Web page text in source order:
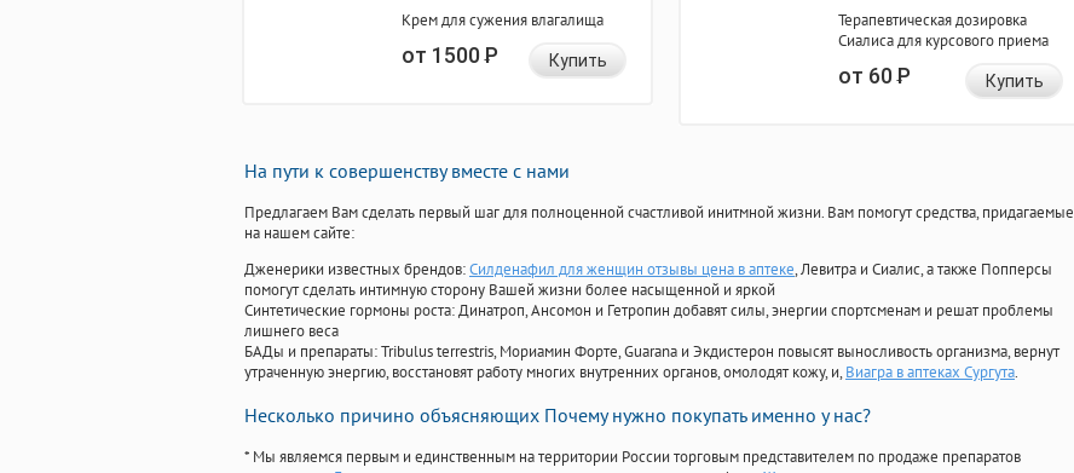
Крем для сужения влагалища
от 1500Р Купить
Терапевтическая дозировка
Сиалиса для курсового приема
от 60Р Купить
На пути к совершенству вместе с нами
Предлагаем Вам сделать первый шаг для полноценной счастливой инитмной жизни. Вам помогут средства, придагаемые
на нашем сайте:
Дженерики известных брендов:Силденафил для женщин отзывы цена в аптеке, Левитра и Сиалис, а также Попперсы
помогут сделать интимную сторону Вашей жизни более насыщенной и яркой
Синтетические гормоны роста: Динатроп, Ансомон и Гетропин добавят силы, энергии спортсменам и решат проблемы
лишнего веса
БАДы и препараты:Tribulus terrestris, Мориамин Форте, Guarana и Экдистерон повысят выносливость организма, вернут
утраченную энергию, восстановят работу многих внутренних органов, омолодят кожу, и, Виагра в аптеках Сургута.
Несколько причино объясняющих Почему нужно покупать именно у нас?
* Мы являемся первым и единственным на территории России торговым представителем по продаже препаратов